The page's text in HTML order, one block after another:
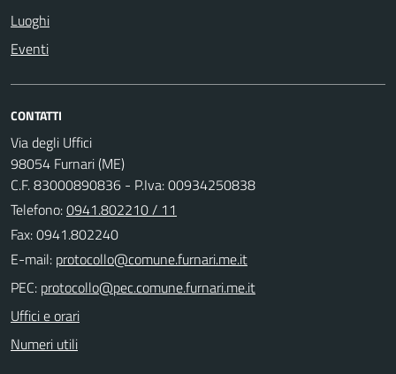
Luoghi
Eventi
CONTATTI
Via degli Uffici
98054 Furnari (ME)
C.F. 83000890836 - P.Iva: 00934250838
Telefono:0941.802210 / 11
Fax: 0941.802240
E-mail:
PEC:
Uffici e orari
Numeri utili